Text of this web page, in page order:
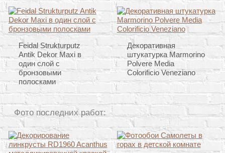
Feidal Strukturputz
Antik Dekor Maxi в
один слой с
бронзовыми
полосками
Декоративная
штукатурка Marmorino
Polvere Media
Colorificio Veneziano
Фото последних работ: